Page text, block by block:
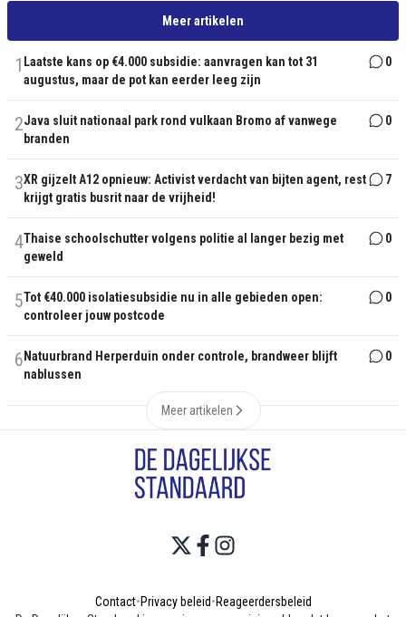
Meer artikelen
1 Laatste kans op €4.000 subsidie: aanvragen kan tot 31
augustus, maar de pot kan eerder leeg zijn
0
2Java sluit nationaal park rond vulkaan Bromo af vanwege
branden
0
3XR gijzelt A12 opnieuw: Activist verdacht van bijten agent, rest
krijgt gratis busrit naar de vrijheid!
7
4Thaise schoolschutter volgens politie al langer bezig met
geweld
0
5Tot €40.000 isolatiesubsidie nu in alle gebieden open:
controleer jouw postcode
0
6 Natuurbrand Herperduin onder controle, brandweer blijft
nablussen
0
Meer artikelen
Contact•Privacy beleid•Reageerdersbeleid